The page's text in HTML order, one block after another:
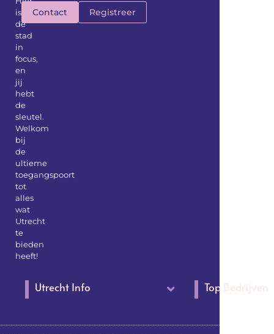
is
de
stad
in
focus,
en
jij
hebt
de
sleutel.
Welkom
bij
de
ultieme
toegangspoort
tot
alles
wat
Utrecht
te
bieden
heeft!
Contact Registreer
Utrecht Info Top Bedrijven